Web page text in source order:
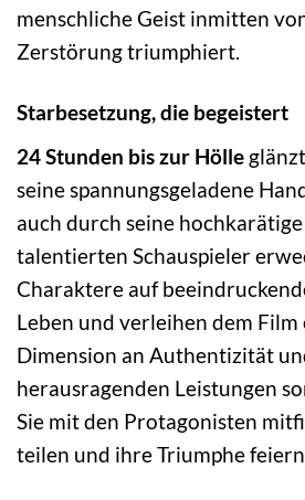
menschliche Geist inmitten
Zerstörung triumphiert.
Starbesetzung, die begeistert
24 Stunden bis zur Hölle
seine spannungsgeladene
auch durch seine
talentierten Schauspieler
Charaktere auf
Leben und verleihen dem
Dimension an Authentizität
herausragenden Leistungen
Sie mit den Protagonisten
teilen und ihre Triumphe feiern.